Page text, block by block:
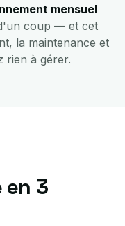
mensuel
coup — et cet
la maintenance et
rien à gérer.
en 3